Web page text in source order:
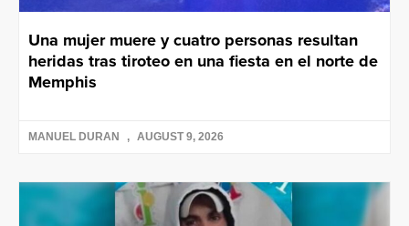
Una mujer muere y cuatro personas resultan
heridas tras tiroteo en una fiesta en el norte de
Memphis
MANUEL DURAN AUGUST 9, 2026